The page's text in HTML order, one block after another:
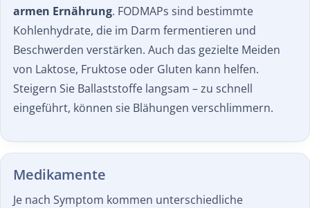
armen Ernährung. FODMAPs sind bestimmte
Kohlenhydrate, die im Darm fermentieren und
Beschwerden verstärken. Auch das gezielte Meiden
von Laktose, Fruktose oder Gluten kann helfen.
Steigern Sie Ballaststoffe langsam – zu schnell
eingeführt, können sie Blähungen verschlimmern.
Medikamente
Je nach Symptom kommen unterschiedliche